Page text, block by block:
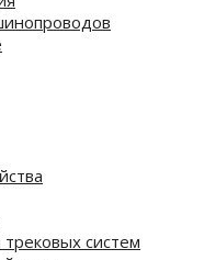
систем